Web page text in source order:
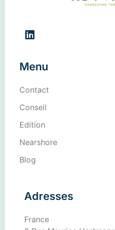
Menu
Contact
Conseil
Edition
Nearshore
Blog
Adresses
France